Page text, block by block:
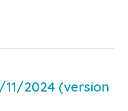
11/2024 (version